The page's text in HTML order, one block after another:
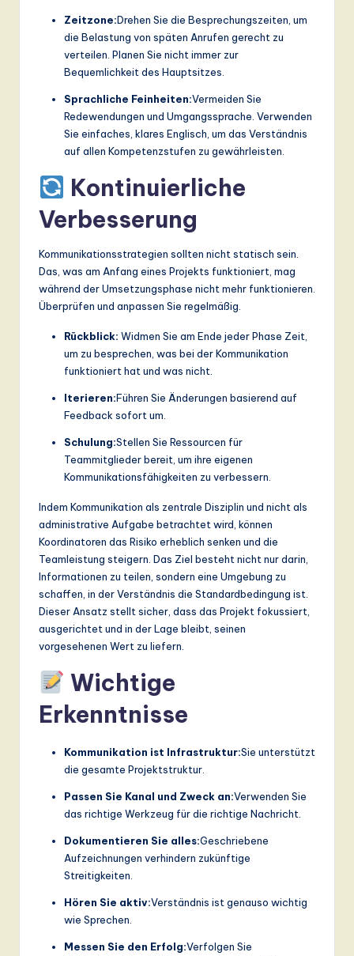
Zeitzone:Drehen Sie die Besprechungszeiten, um
die Belastung von späten Anrufen gerecht zu
verteilen. Planen Sie nicht immer zur
Bequemlichkeit des Hauptsitzes.
Sprachliche Feinheiten:Vermeiden Sie
Redewendungen und Umgangssprache. Verwenden
Sie einfaches, klares Englisch, um das Verständnis
auf allen Kompetenzstufen zu gewährleisten.
Kontinuierliche
Verbesserung
Kommunikationsstrategien sollten nicht statisch sein.
Das, was am Anfang eines Projekts funktioniert, mag
während der Umsetzungsphase nicht mehr funktionieren.
Überprüfen und anpassen Sie regelmäßig.
Rückblick: Widmen Sie am Ende jeder Phase Zeit,
um zu besprechen, was bei der Kommunikation
funktioniert hat und was nicht.
Iterieren:Führen Sie Änderungen basierend auf
Feedback sofort um.
Schulung:Stellen Sie Ressourcen für
Teammitglieder bereit, um ihre eigenen
Kommunikationsfähigkeiten zu verbessern.
Indem Kommunikation als zentrale Disziplin und nicht als
administrative Aufgabe betrachtet wird, können
Koordinatoren das Risiko erheblich senken und die
Teamleistung steigern. Das Ziel besteht nicht nur darin,
Informationen zu teilen, sondern eine Umgebung zu
schaffen, in der Verständnis die Standardbedingung ist.
Dieser Ansatz stellt sicher, dass das Projekt fokussiert,
ausgerichtet und in der Lage bleibt, seinen
vorgesehenen Wert zu liefern.
Wichtige
Erkenntnisse
Kommunikation ist Infrastruktur:Sie unterstützt
die gesamte Projektstruktur.
Passen Sie Kanal und Zweck an:Verwenden Sie
das richtige Werkzeug für die richtige Nachricht.
Dokumentieren Sie alles:Geschriebene
Aufzeichnungen verhindern zukünftige
Streitigkeiten.
Hören Sie aktiv:Verständnis ist genauso wichtig
wie Sprechen.
Messen Sie den Erfolg:Verfolgen Sie